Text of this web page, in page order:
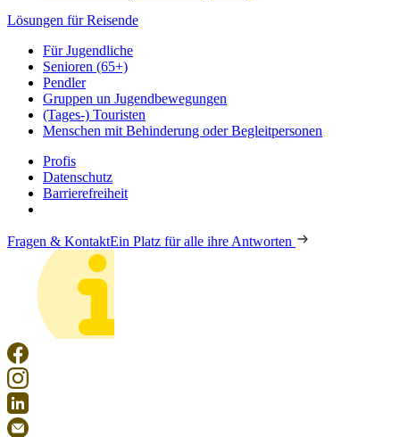
Lösungen für Reisende
Für Jugendliche
Senioren (65+)
Pendler
Gruppen un Jugendbewegungen
(Tages-) Touristen
Menschen mit Behinderung oder Begleitpersonen
Profis
Datenschutz
Barrierefreiheit
Fragen & KontaktEin Platz für alle ihre Antworten